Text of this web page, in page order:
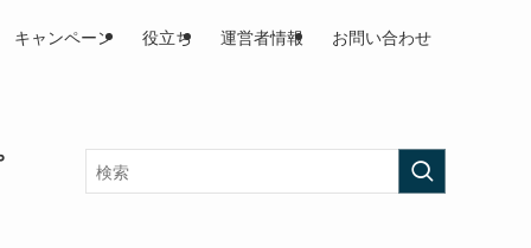
キャンペーン 役立ち 運営者情報 お問い合わせ